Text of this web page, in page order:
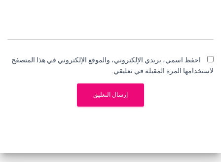
احفظ اسمي، بريدي الإلكتروني، والموقع الإلكتروني في هذا المتصفح
لاستخدامها المرة المقبلة في تعليقي.